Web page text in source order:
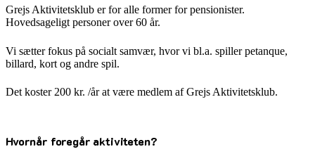
Grejs Aktivitetsklub er for alle former for pensionister.
Hovedsageligt personer over 60 år.
Vi sætter fokus på socialt samvær, hvor vi bl.a. spiller petanque,
billard, kort og andre spil.
Det koster 200 kr. /år at være medlem af Grejs Aktivitetsklub.
Hvornår foregår aktiviteten?